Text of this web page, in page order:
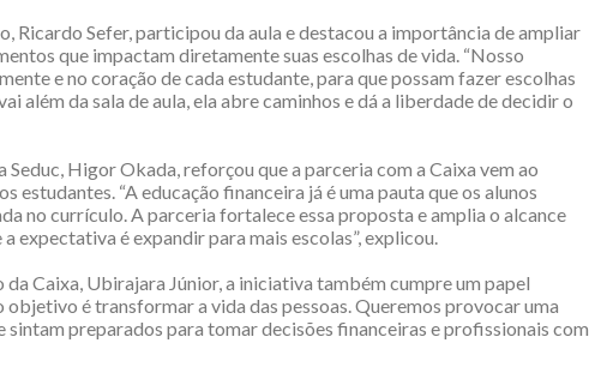
Ricardo Sefer, participou da aula e destacou a importância de ampliar
que impactam diretamente suas escolhas de vida. “Nosso
e no coração de cada estudante, para que possam fazer escolhas
além da sala de aula, ela abre caminhos e dá a liberdade de decidir o
Higor Okada, reforçou que a parceria com a Caixa vem ao
estudantes. “A educação financeira já é uma pauta que os alunos
no currículo. A parceria fortalece essa proposta e amplia o alcance
a expectativa é expandir para mais escolas”, explicou.
Caixa, Ubirajara Júnior, a iniciativa também cumpre um papel
objetivo é transformar a vida das pessoas. Queremos provocar uma
sintam preparados para tomar decisões financeiras e profissionais com